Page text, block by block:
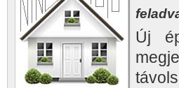
Új